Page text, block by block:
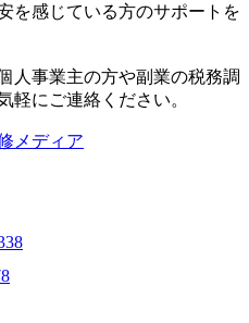
を感じている方のサポートを
人事業主の方や副業の税務調
軽にご連絡ください。